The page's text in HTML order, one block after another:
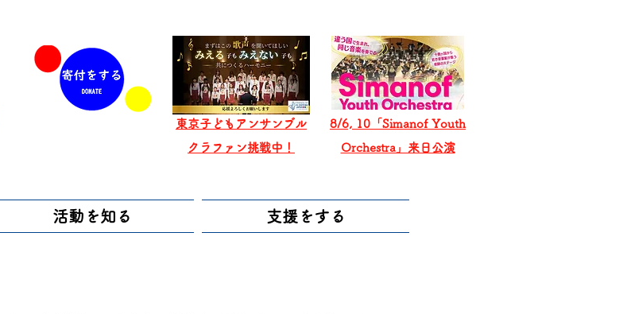
東京子どもアンサンブル
​クラファン挑戦中！
8/6, 10「Simanof Youth
Orchestra」来日公演
活動を知る 支援をする